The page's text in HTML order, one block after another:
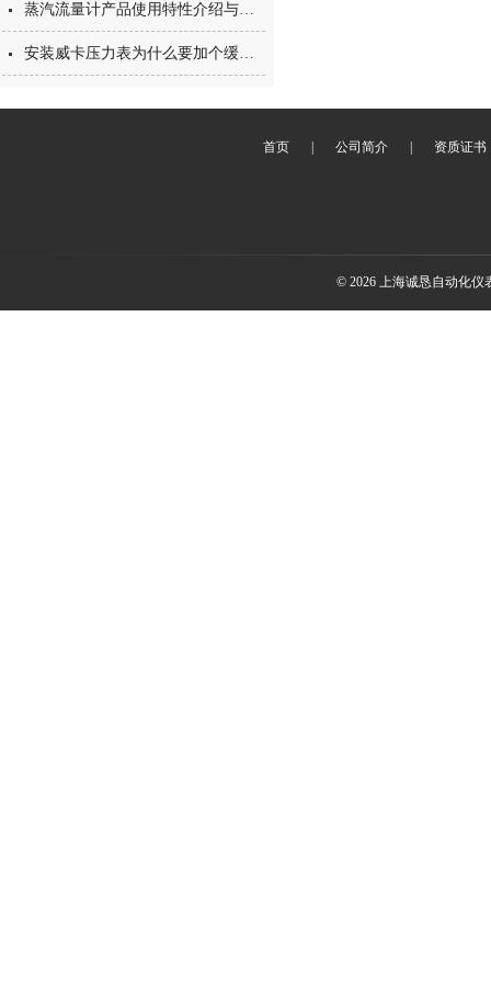
蒸汽流量计产品使用特性介绍与说明
安装威卡压力表为什么要加个缓冲管？
首页 公司简介 资质证书
© 2026 上海诚恳自动化仪